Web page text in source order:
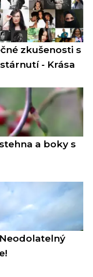
zkušenosti s
- Krása
a boky s